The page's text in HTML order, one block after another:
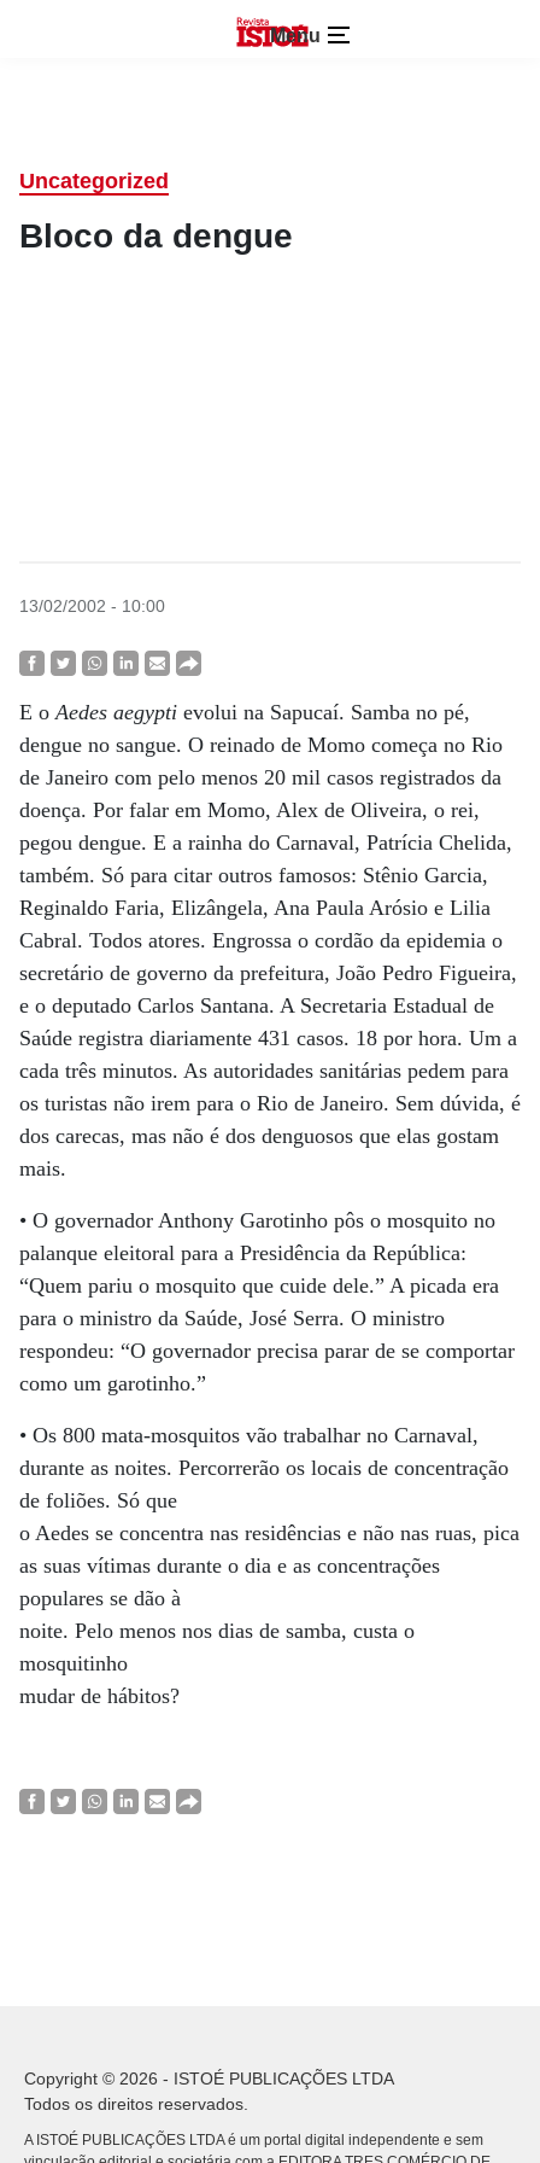
Menu
Uncategorized
Bloco da dengue
13/02/2002 - 10:00
E oAedes aegypti evolui na Sapucaí. Samba no pé,
dengue no sangue. O reinado de Momo começa no Rio
de Janeiro com pelo menos 20 mil casos registrados da
doença. Por falar em Momo, Alex de Oliveira, o rei,
pegou dengue. E a rainha do Carnaval, Patrícia Chelida,
também. Só para citar outros famosos: Stênio Garcia,
Reginaldo Faria, Elizângela, Ana Paula Arósio e Lilia
Cabral. Todos atores. Engrossa o cordão da epidemia o
secretário de governo da prefeitura, João Pedro Figueira,
e o deputado Carlos Santana. A Secretaria Estadual de
Saúde registra diariamente 431 casos. 18 por hora. Um a
cada três minutos. As autoridades sanitárias pedem para
os turistas não irem para o Rio de Janeiro. Sem dúvida, é
dos carecas, mas não é dos denguosos que elas gostam
mais.
• O governador Anthony Garotinho pôs o mosquito no
palanque eleitoral para a Presidência da República:
“Quem pariu o mosquito que cuide dele.” A picada era
para o ministro da Saúde, José Serra. O ministro
respondeu: “O governador precisa parar de se comportar
como um garotinho.”
• Os 800 mata-mosquitos vão trabalhar no Carnaval,
durante as noites. Percorrerão os locais de concentração
de foliões. Só que
o Aedes se concentra nas residências e não nas ruas, pica
as suas vítimas durante o dia e as concentrações
populares se dão à
noite. Pelo menos nos dias de samba, custa o
mosquitinho
mudar de hábitos?
Copyright © 2026 - ISTOÉ PUBLICAÇÕES LTDA
Todos os direitos reservados.
A ISTOÉ PUBLICAÇÕES LTDA é um portal digital independente e sem